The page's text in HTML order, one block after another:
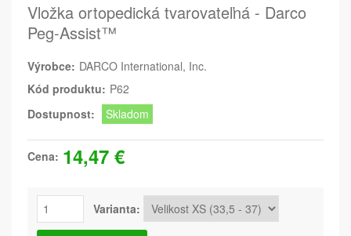
Vložka ortopedická tvarovateľná - Darco
Peg-Assist™
Výrobce: DARCO International, Inc.
Kód produktu: P62
Dostupnost:
Skladom
Cena: 14,47 €
Varianta: